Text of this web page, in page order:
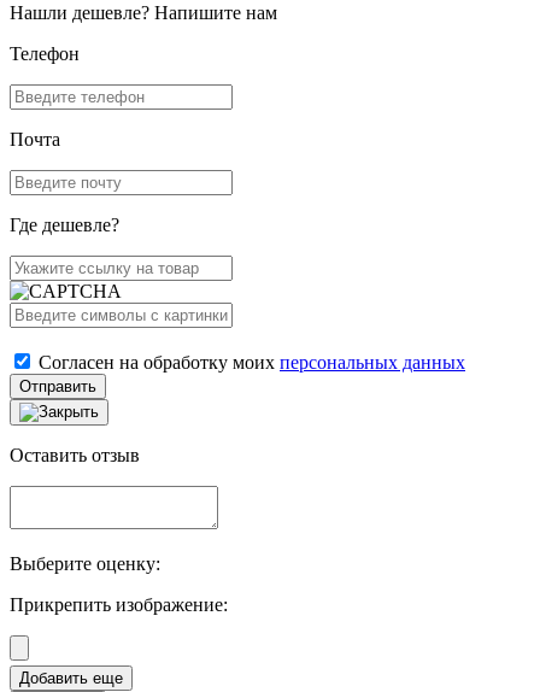
Нашли дешевле? Напишите нам
Телефон
Почта
Где дешевле?
Согласен на обработку моих персональных данных
Отправить
Оставить отзыв
Выберите оценку:
Прикрепить изображение: